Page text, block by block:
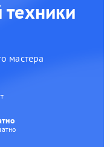
мастера